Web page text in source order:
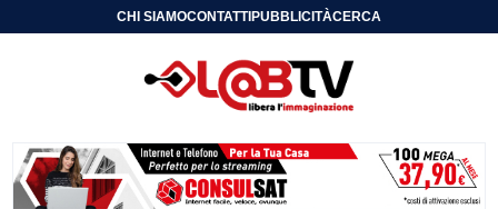
CHI SIAMOCONTATTIPUBBLICITÀCERCA